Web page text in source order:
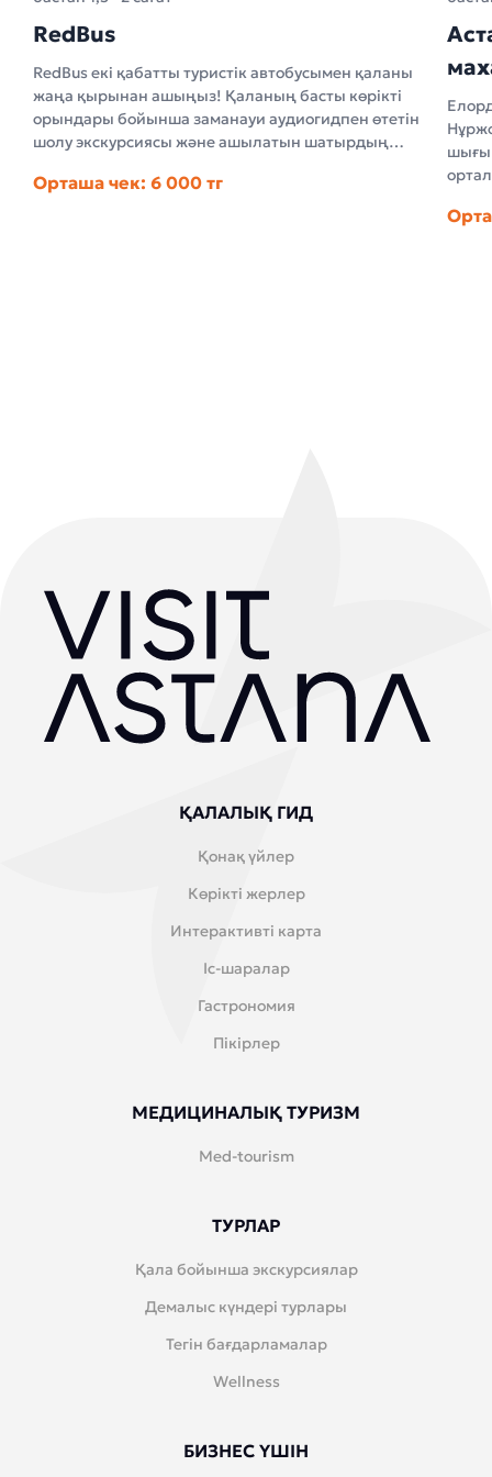
RedBus
RedBus екі қабатты туристік автобусымен қаланы
жаңа қырынан ашыңыз! Қаланың басты көрікті
орындары бойынша заманауи аудиогидпен өтетін
шолу экскурсиясы және ашылатын шатырдың
әсерлі саяхат.
Орташа чек: 6 000 тг
ҚАЛАЛЫҚ ГИД
Қонақ үйлер
Көрікті жерлер
Интерактивті карта
Іс-шаралар
Гастрономия
Пікірлер
МЕДИЦИНАЛЫҚ ТУРИЗМ
Med-tourism
ТУРЛАР
Қала бойынша экскурсиялар
Демалыс күндері турлары
Тегін бағдарламалар
Wellness
БИЗНЕС ҮШІН